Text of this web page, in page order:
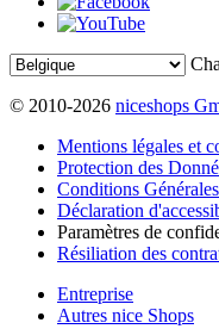
© 2010-2026 niceshops
Mentions légales et
Protection des
Conditions
Déclaration
Paramètres de
Résiliation des
Entreprise
Autres nice Shops